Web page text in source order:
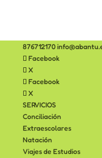
876712170
Facebook
X
Facebook
X
SERVICIOS
Conciliación
Extraescolares
Natación
Viajes de Estudios